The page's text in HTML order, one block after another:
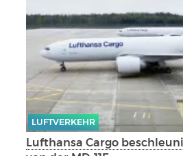
LUFTVERKEHR
Lufthansa Cargo